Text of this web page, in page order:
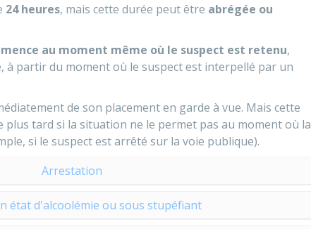
24 heures, mais cette durée peut être abrégée ou
au moment même où le suspect est retenu,
à partir du moment où le suspect est interpellé par un
de son placement en garde à vue. Mais cette
tard si la situation ne le permet pas au moment où la
si le suspect est arrêté sur la voie publique).
Arrestation
état d'alcoolémie ou sous stupéfiant